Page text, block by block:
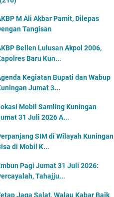
M Ali Akbar Pamit, Dilepas
Tangisan
Bellen Lulusan Akpol 2006,
Baru Kun...
Kegiatan Bupati dan Wabup
Jumat 3...
Mobil Samling Kuningan
31 Juli 2026 A...
SIM di Wilayah Kuningan
di Mobil K...
Pagi Jumat 31 Juli 2026:
Tahajju...
Jaga Salat, Walau Kabar Baik